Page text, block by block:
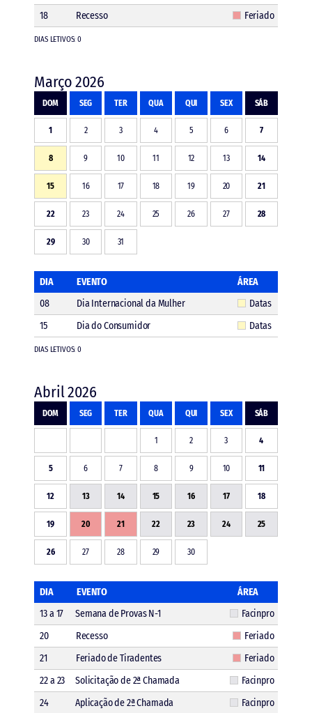
18
Recesso Feriado
DIAS LETIVOS: 0
Março 2026
DOM SEG TER QUA QUI SEX SÁB
1 2 3 4 5 6 7
8 9 10 11 12 13 14
15 16 17 18 19 20 21
22 23 24 25 26 27 28
29 30 31
DIA EVENTO
ÁREA
08
Dia Internacional da Mulher
Datas
15
Dia do Consumidor Datas
DIAS LETIVOS: 0
Abril 2026
DOM SEG TER QUA QUI SEX SÁB
1 2 3 4
5 6 7 8 9 10 11
12 13 14 15 16 17 18
19 20 21 22 23 24 25
26 27 28 29 30
DIA EVENTO
ÁREA
13 a 17
Semana de Provas N-1
Facinpro
20
Recesso
Feriado
21
Feriado de Tiradentes
Feriado
22 a 23
Solicitação de 2ª Chamada
Facinpro
24
Aplicação de 2ª Chamada Facinpro